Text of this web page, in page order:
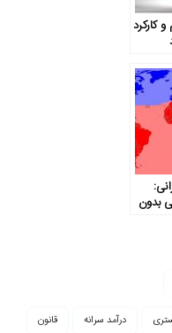
کارکرد
بدون
درآمد سرانه قانون